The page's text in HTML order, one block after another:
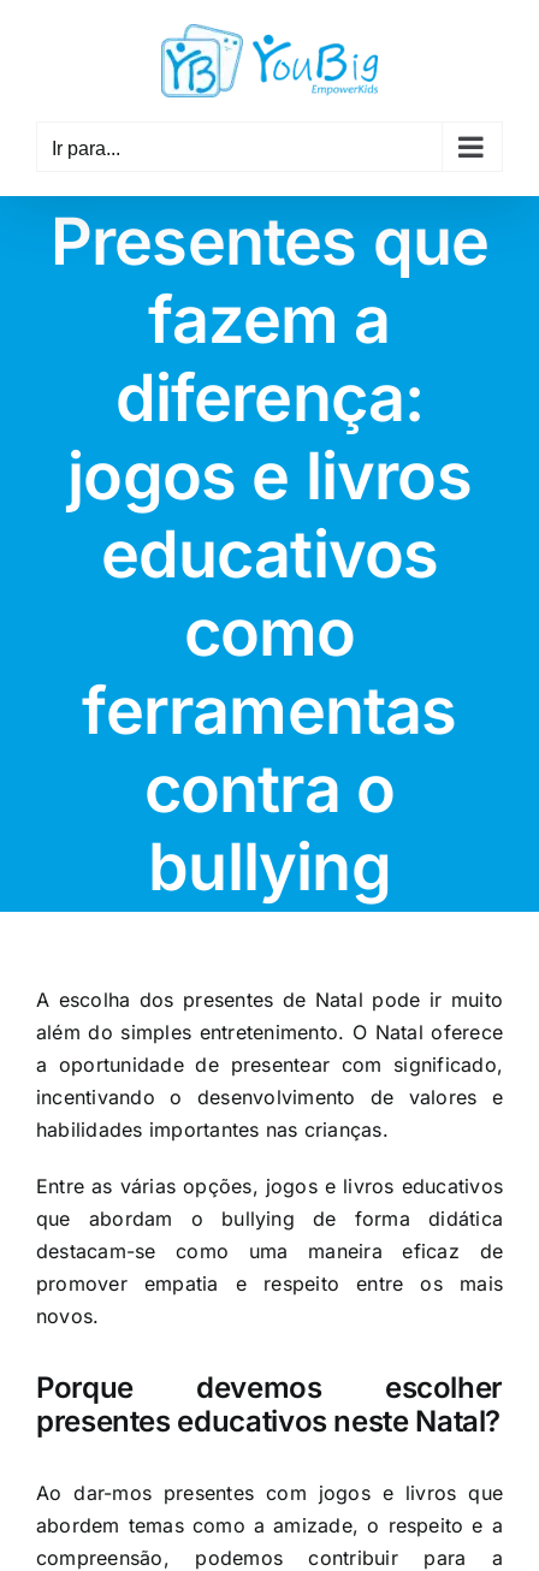
Ir para...
Presentes que
fazem a
diferença:
jogos e livros
educativos
como
ferramentas
contra o
bullying
A escolha dos presentes de Natal pode ir muito
além do simples entretenimento. O Natal oferece
a oportunidade de presentear com significado,
incentivando o desenvolvimento de valores e
habilidades importantes nas crianças.
Entre as várias opções, jogos e livros educativos
que abordam o bullying de forma didática
destacam-se como uma maneira eficaz de
promover empatia e respeito entre os mais
novos.
Porque devemos escolher
presentes educativos neste Natal?
Ao dar-mos presentes com jogos e livros que
abordem temas como a amizade, o respeito e a
compreensão, podemos contribuir para a